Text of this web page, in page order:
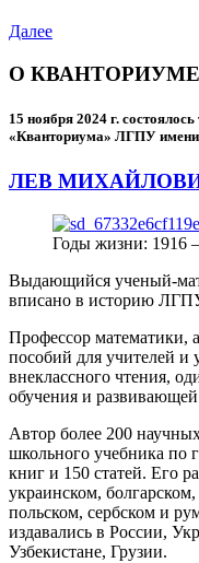
Далее
О КВАНТОРИУМЕ
15 ноября 2024 г.
«Кванториума» ЛГПУ
ЛЕВ
Годы жизни: 1916 –
Выдающийся ученый-
вписано в историю
Профессор математики,
пособий для учителей и
внеклассного чтения,
обучения и
Автор более 200
школьного учебника по
книг и 150 статей. Его
украинском,
польском, сербском и
издавались в России,
Узбекистане, Грузии.